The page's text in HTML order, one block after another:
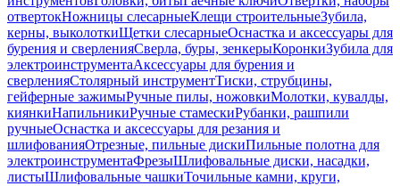
отвертокНожницы слесарныеКлещи строительныеЗубила,
керны, выколоткиЩетки слесарныеОснастка и аксессуары для
бурения и сверленияСверла, буры, зенкерыКоронкиЗубила для
электроинструментаАксессуары для бурения и
сверленияСтолярный инструментТиски, струбцины,
гейферные зажимыРучные пилы, ножовкиМолотки, кувалды,
киянкиНапильникиРучные стамескиРубанки, рашпили
ручныеОснастка и аксессуары для резания и
шлифованияОтрезные, пильные дискиПильные полотна для
электроинструментаФрезыШлифовальные диски, насадки,
листыШлифовальные чашкиТочильные камни, круги,